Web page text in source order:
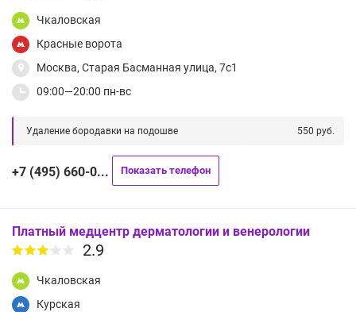
Чкаловская
Красные ворота
Москва, Старая Басманная улица, 7с1
09:00—20:00 пн-вс
Удаление бородавки на подошве 550 руб.
+7 (495) 660-0... Показать телефон
Платный медцентр дерматологии и венерологии
2.9
Чкаловская
Курская